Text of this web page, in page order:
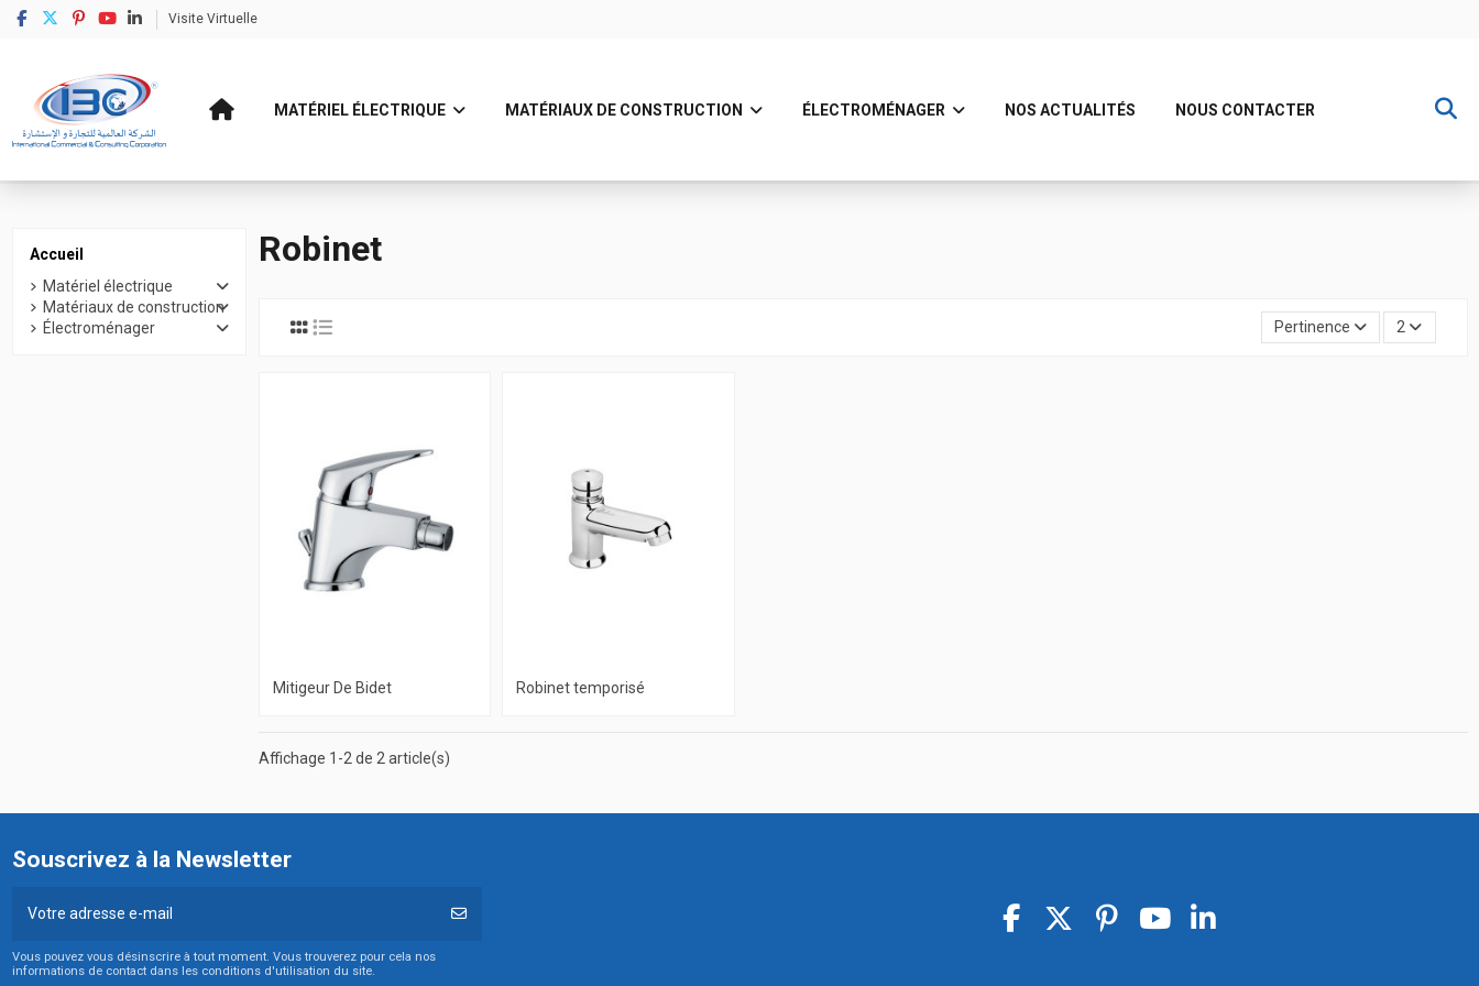
Visite Virtuelle
MATÉRIEL ÉLECTRIQUE MATÉRIAUX DE CONSTRUCTION ÉLECTROMÉNAGER NOS ACTUALITÉS NOUS CONTACTER
Robinet
Pertinence 2
Mitigeur De Bidet Robinet temporisé
Affichage 1-2 de 2 article(s)
Accueil
Matériel électrique
Matériaux de construction
Électroménager
Souscrivez à la Newsletter
Vous pouvez vous désinscrire à tout moment. Vous trouverez pour cela nos
informations de contact dans les conditions d'utilisation du site.